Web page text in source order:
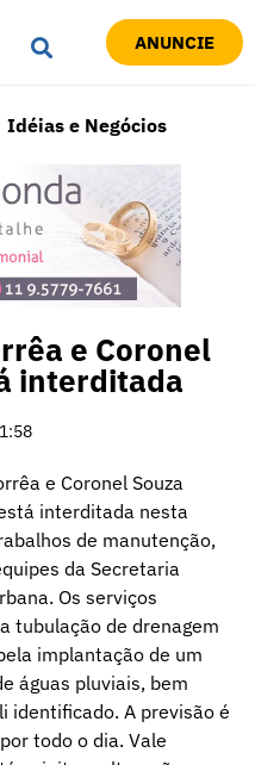
ANUNCIE
Idéias e Negócios
e Coronel
interditada
e Coronel Souza
interditada nesta
de manutenção,
da Secretaria
Os serviços
tubulação de drenagem
implantação de um
águas pluviais, bem
identificado. A previsão é
todo o dia. Vale